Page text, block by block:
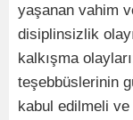
yaşanan vahim
disiplinsizlik
kalkışma
teşebbüslerinin
kabul edilmeli ve